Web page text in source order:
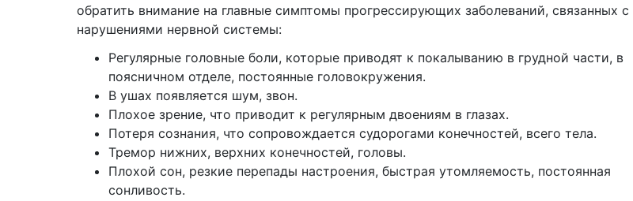
обратить внимание на главные симптомы прогрессирующих заболеваний, связанных с
нарушениями нервной системы:
Регулярные головные боли, которые приводят к покалыванию в грудной части, в
поясничном отделе, постоянные головокружения.
В ушах появляется шум, звон.
Плохое зрение, что приводит к регулярным двоениям в глазах.
Потеря сознания, что сопровождается судорогами конечностей, всего тела.
Тремор нижних, верхних конечностей, головы.
Плохой сон, резкие перепады настроения, быстрая утомляемость, постоянная
сонливость.